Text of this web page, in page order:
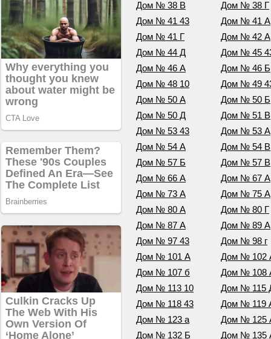
Дом № 38 В
Дом № 38 Г
Дом № 41 43
Дом № 41 А
Дом № 41 Г
Дом № 42 А
Дом № 44 Д
Дом № 45
Дом № 46 А
Дом № 46 Б
Дом № 48 10
Дом № 49
Дом № 50 А
Дом № 50 Б
Дом № 50 Д
Дом № 51 В
Дом № 53 43
Дом № 53 А
Дом № 54 А
Дом № 54 В
Дом № 57 Б
Дом № 57 В
Дом № 66 А
Дом № 67 А
Дом № 73 А
Дом № 75 А
Дом № 80 А
Дом № 80 Г
Дом № 87 А
Дом № 89 А
Дом № 97 43
Дом № 98 г
Дом № 101 А
Дом № 102
Дом № 107 б
Дом № 108
Дом № 113 10
Дом № 115
Дом № 118 43
Дом № 119
Дом № 123 а
Дом № 125
Дом № 132 Б
Дом № 135